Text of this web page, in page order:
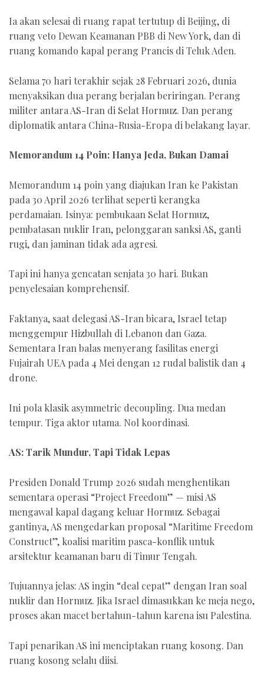
Ia akan selesai di ruang rapat tertutup di Beijing, di
ruang veto Dewan Keamanan PBB di New York, dan di
ruang komando kapal perang Prancis di Teluk Aden.
Selama 70 hari terakhir sejak 28 Februari 2026, dunia
menyaksikan dua perang berjalan beriringan. Perang
militer antara AS-Iran di Selat Hormuz. Dan perang
diplomatik antara China-Rusia-Eropa di belakang layar.
Memorandum 14 Poin: Hanya Jeda, Bukan Damai
Memorandum 14 poin yang diajukan Iran ke Pakistan
pada 30 April 2026 terlihat seperti kerangka
perdamaian. Isinya: pembukaan Selat Hormuz,
pembatasan nuklir Iran, pelonggaran sanksi AS, ganti
rugi, dan jaminan tidak ada agresi.
Tapi ini hanya gencatan senjata 30 hari. Bukan
penyelesaian komprehensif.
Faktanya, saat delegasi AS-Iran bicara, Israel tetap
menggempur Hizbullah di Lebanon dan Gaza.
Sementara Iran balas menyerang fasilitas energi
Fujairah UEA pada 4 Mei dengan 12 rudal balistik dan 4
drone.
Ini pola klasik asymmetric decoupling. Dua medan
tempur. Tiga aktor utama. Nol koordinasi.
AS: Tarik Mundur, Tapi Tidak Lepas
Presiden Donald Trump 2026 sudah menghentikan
sementara operasi “Project Freedom” — misi AS
mengawal kapal dagang keluar Hormuz. Sebagai
gantinya, AS mengedarkan proposal “Maritime Freedom
Construct”, koalisi maritim pasca-konflik untuk
arsitektur keamanan baru di Timur Tengah.
Tujuannya jelas: AS ingin “deal cepat” dengan Iran soal
nuklir dan Hormuz. Jika Israel dimasukkan ke meja nego,
proses akan macet bertahun-tahun karena isu Palestina.
Tapi penarikan AS ini menciptakan ruang kosong. Dan
ruang kosong selalu diisi.